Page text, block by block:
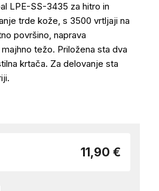
LPE-SS-3435 za hitro in
trde kože, s 3500 vrtljaji na
površino, naprava
težo. Priložena sta dva
krtača. Za delovanje sta
11,90 €